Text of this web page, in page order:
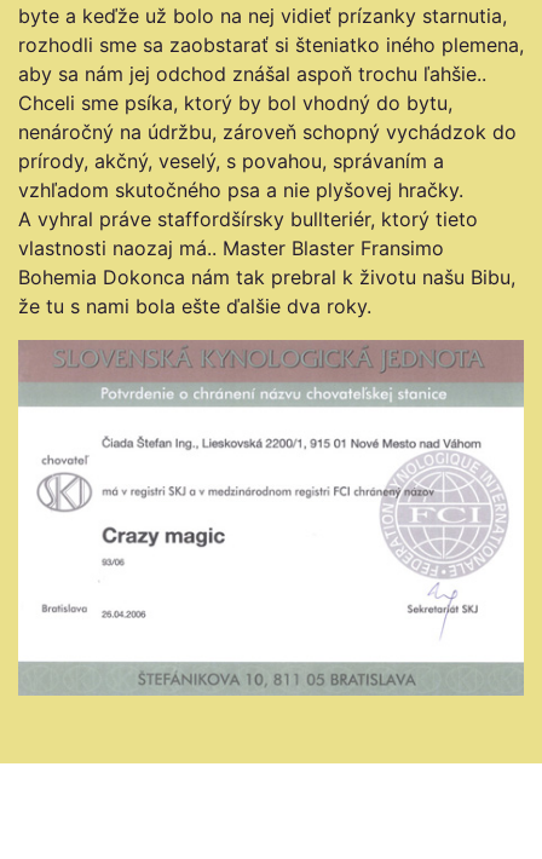
byte a keďže už bolo na nej vidieť prízanky starnutia,
rozhodli sme sa zaobstarať si šteniatko iného plemena,
aby sa nám jej odchod znášal aspoň trochu ľahšie..
Chceli sme psíka, ktorý by bol vhodný do bytu,
nenáročný na údržbu, zároveň schopný vychádzok do
prírody, akčný, veselý, s povahou, správaním a
vzhľadom skutočného psa a nie plyšovej hračky.
A vyhral práve staffordšírsky bullteriér, ktorý tieto
vlastnosti naozaj má.. Master Blaster Fransimo
Bohemia Dokonca nám tak prebral k životu našu Bibu,
že tu s nami bola ešte ďalšie dva roky.